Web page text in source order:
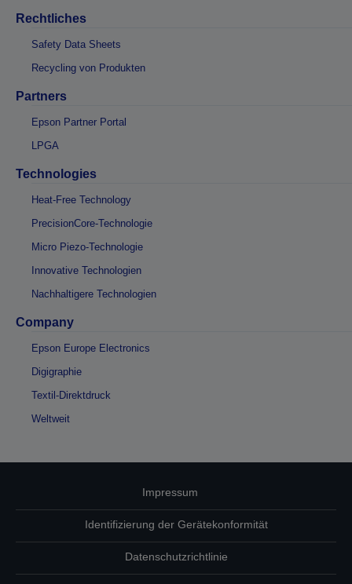
Rechtliches
Safety Data Sheets
Recycling von Produkten
Partners
Epson Partner Portal
LPGA
Technologies
Heat-Free Technology
PrecisionCore-Technologie
Micro Piezo-Technologie
Innovative Technologien
Nachhaltigere Technologien
Company
Epson Europe Electronics
Digigraphie
Textil-Direktdruck
Weltweit
Impressum
Identifizierung der Gerätekonformität
Datenschutzrichtlinie